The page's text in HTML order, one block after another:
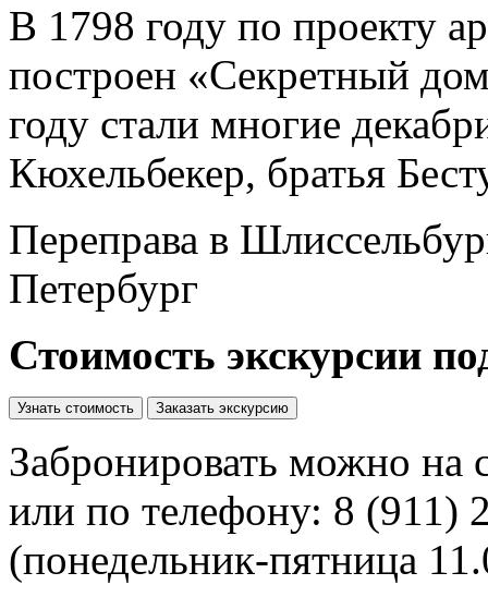
В 1798 году по проекту
построен «Секретный
году стали многие
Кюхельбекер, братья
Переправа в
Петербург
Стоимость экскурсии
Узнать стоимость Заказать экскурсию
Забронировать можно на
или по телефону: 8 (911)
(понедельник-пятница